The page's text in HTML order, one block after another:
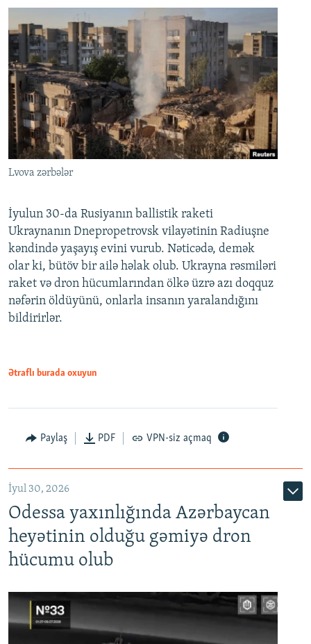
Lvova zərbələr
İyulun 30-da Rusiyanın ballistik raketi
Ukraynanın Dnepropetrovsk vilayətinin Radiuşne
kəndində yaşayış evini vurub. Nəticədə, demək
olar ki, bütöv bir ailə həlak olub. Ukrayna rəsmiləri
raket və dron hücumlarından ölkə üzrə azı doqquz
nəfərin öldüyünü, onlarla insanın yaralandığını
bildirirlər.
Ətraflı burada oxuyun
Paylaş PDF VPN-siz açmaq
İyul 30, 2026
Odessa yaxınlığında Azərbaycan
heyətinin olduğu gəmiyə dron
hücumu olub